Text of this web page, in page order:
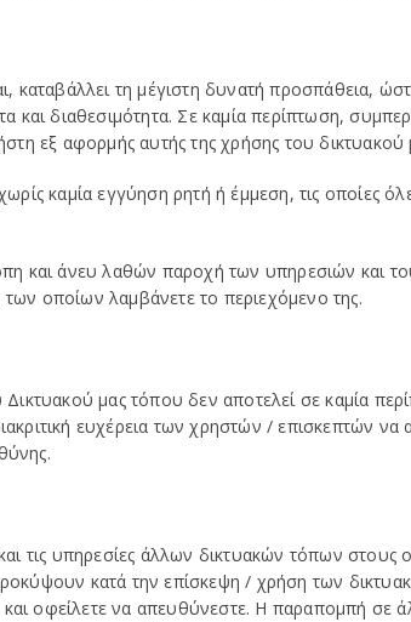
καταβάλλει τη μέγιστη δυνατή προσπάθεια,
και διαθεσιμότητα. Σε καμία περίπτωση,
εξ αφορμής αυτής της χρήσης του δικτυακού
καμία εγγύηση ρητή ή έμμεση, τις οποίες
και άνευ λαθών παροχή των υπηρεσιών και
οποίων λαμβάνετε το περιεχόμενο της.
Δικτυακού μας τόπου δεν αποτελεί σε καμία
ευχέρεια των χρηστών / επισκεπτών
τις υπηρεσίες άλλων δικτυακών τόπων
κατά την επίσκεψη / χρήση των
οφείλετε να απευθύνεστε. Η παραπομπή σε